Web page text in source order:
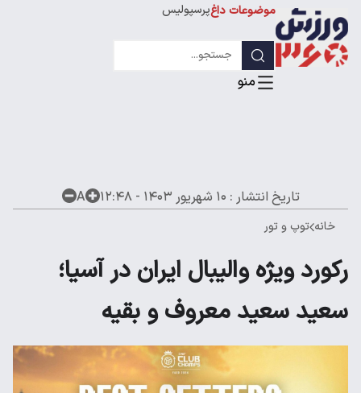
موضوعات داغپرسپولیس
لیگ قهرمانان
تاریخ انتشار : ۱۰ شهریور ۱۴۰۳ - ۱۲:۴۸ A
خانه توپ و تور
رکورد ویژه والیبال ایران در آسیا؛
سعید سعید معروف و بقیه